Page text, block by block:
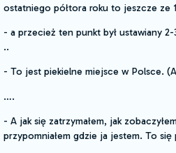
ostatniego półtora roku to jeszcze ze
- a przecież ten punkt był ustawiany
..
- To jest piekielne miejsce w Polsce.
….
- A jak się zatrzymałem, jak
przypomniałem gdzie ja jestem. To